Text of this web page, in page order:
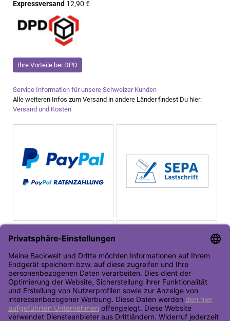
Expressversand 12,90 €
Ihre Vorteile bei DPD
Service Information für unsere Schweizer Kunden
Alle weiteren Infos zum Versand in andere Länder findest Du hier:
Versand und Kosten